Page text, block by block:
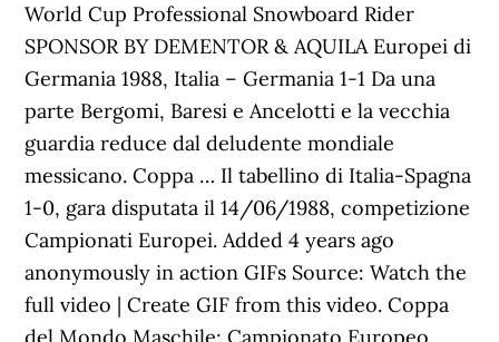
World Cup Professional Snowboard Rider
SPONSOR BY DEMENTOR & AQUILA Europei di
Germania 1988, Italia – Germania 1-1 Da una
parte Bergomi, Baresi e Ancelotti e la vecchia
guardia reduce dal deludente mondiale
messicano. Coppa … Il tabellino di Italia-Spagna
1-0, gara disputata il 14/06/1988, competizione
Campionati Europei. Added 4 years ago
anonymously in action GIFs Source: Watch the
full video | Create GIF from this video. Coppa